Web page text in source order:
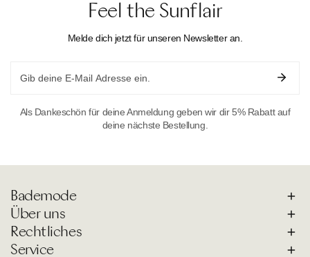
Feel the Sunflair
Melde dich jetzt für unseren Newsletter an.
Als Dankeschön für deine Anmeldung geben wir dir 5% Rabatt auf
deine nächste Bestellung.
Bademode
Über uns
Rechtliches
Service